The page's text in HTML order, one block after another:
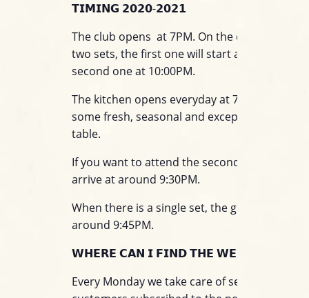
𝗧𝗜𝗠𝗜𝗡𝗚 𝟮𝟬𝟮𝟬-𝟮𝟬𝟮𝟭
The club opens at 7PM. On the day that
two sets, the first one will start at 7:00 PM
second one at 10:00PM.
The kitchen opens everyday at 7:00PM to
some fresh, seasonal and exceptional food
table.
If you want to attend the second set we
arrive at around 9:30PM.
When there is a single set, the gig will start at
around 9:45PM.
𝗪𝗛𝗘𝗥𝗘 𝗖𝗔𝗡 𝗜 𝗙𝗜𝗡𝗗 𝗧𝗛𝗘 𝗪𝗘𝗘𝗞𝗟𝗬
Every Monday we take care of sending to all